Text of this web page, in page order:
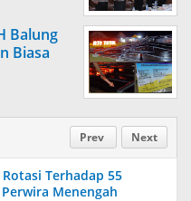
Balung
Biasa
Prev Next
Terhadap 55
Menengah